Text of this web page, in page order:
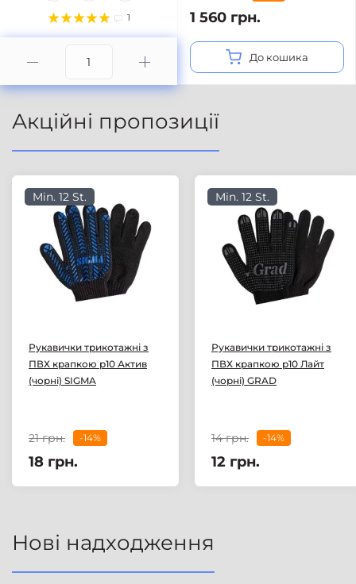
1 1 560 грн.
До кошика
Акційні пропозиції
Min. 12 St.
Рукавички трикотажні з
ПВХ крапкою р10 Актив
(чорні) SIGMA
21 грн. -14%
18 грн.
Min. 12 St.
Рукавички трикотажні з
ПВХ крапкою р10 Лайт
(чорні) GRAD
14 грн. -14%
12 грн.
Нові надходження